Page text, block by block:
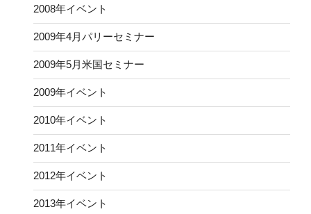
2008年イベント
2009年4月パリーセミナー
2009年5月米国セミナー
2009年イベント
2010年イベント
2011年イベント
2012年イベント
2013年イベント